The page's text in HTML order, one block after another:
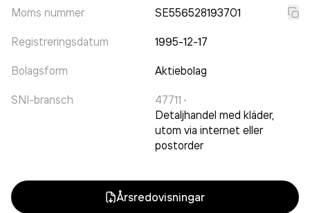
Moms nummer SE556528193701
Registreringsdatum 1995-12-17
Bolagsform Aktiebolag
SNI-bransch 47711 ·
Detaljhandel med kläder,
utom via internet eller
postorder
Årsredovisningar